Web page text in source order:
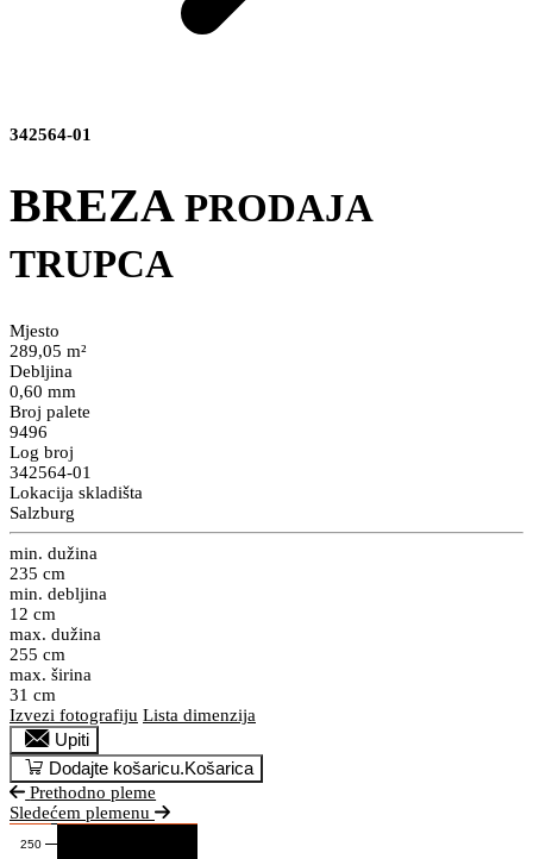
342564-01
BREZA PRODAJA
TRUPCA
Mjesto
289,05 m²
Debljina
0,60 mm
Broj palete
9496
Log broj
342564-01
Lokacija skladišta
Salzburg
min. dužina
235 cm
min. debljina
12 cm
max. dužina
255 cm
max. širina
31 cm
Izvezi fotografiju Lista dimenzija
Upiti
Dodajte košaricu.Košarica
Prethodno pleme
Sledećem plemenu
250